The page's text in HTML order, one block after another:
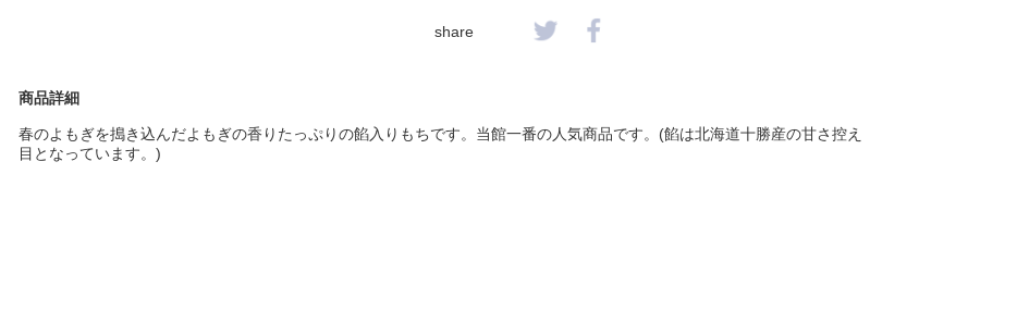
share
商品詳細
春のよもぎを搗き込んだよもぎの香りたっぷりの餡入りもちです。当館一番の人気商品です。(餡は北海道十勝産の甘さ控え
目となっています。)